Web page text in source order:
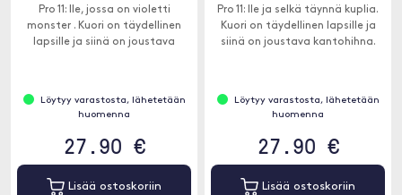
Pro 11: lle, jossa on violetti
monster . Kuori on täydellinen
lapsille ja siinä on joustava
Löytyy varastosta, lähetetään
huomenna
27.90 €
Lisää ostoskoriin
Pro 11: lle ja selkä täynnä kuplia.
Kuori on täydellinen lapsille ja
siinä on joustava kantohihna.
Löytyy varastosta, lähetetään
huomenna
27.90 €
Lisää ostoskoriin